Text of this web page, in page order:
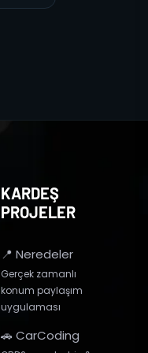
KARDEŞ
PROJELER
📍 Neredeler
Gerçek zamanlı
konum paylaşım
uygulaması
🚗 CarCoding